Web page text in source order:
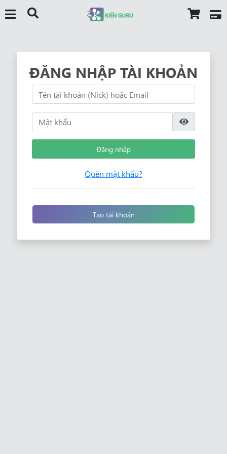
ĐĂNG NHẬP TÀI KHOẢN
Đăng nhập
Quên mật khẩu?
Tạo tài khoản